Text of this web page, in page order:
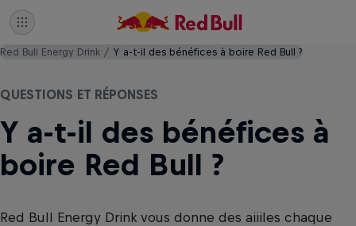
Red Bull Energy Drink Y a-t-il des bénéfices à boire Red Bull ?
QUESTIONS ET RÉPONSES
Y a-t-il des bénéfices à
boire Red Bull ?
Red Bull Energy Drink vous donne des aiiiles chaque